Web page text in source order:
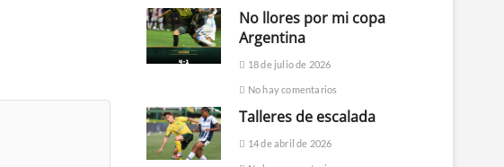
No llores por mi copa
Argentina
18 de julio de 2026
No hay comentarios
Talleres de escalada
14 de abril de 2026